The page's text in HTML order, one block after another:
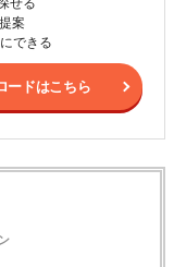
せる
案
できる
ードはこちら